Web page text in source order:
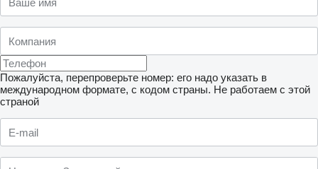
Пожалуйста, перепроверьте номер: его надо указать в
международном формате, с кодом страны. Не работаем с этой
страной